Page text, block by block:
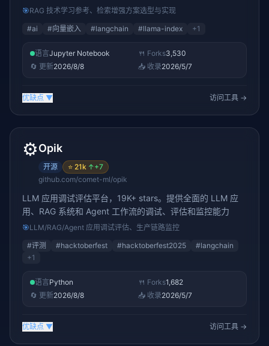
🎯RAG 技术学习参考、检索增强方案选型与实现
#ai #向量嵌入 #langchain #llama-index +1
语言Jupyter Notebook 🍴 Forks3,530
🔄 更新2026/8/8 📥 收录2026/5/7
优缺点 ▼ 访问工具 →
⚙️Opik
开源 ⭐ 21k ↑+7
github.com/comet-ml/opik
LLM 应用调试评估平台，19K+ stars。提供全面的 LLM 应
用、RAG 系统和 Agent 工作流的调试、评估和监控能力
🎯LLM/RAG/Agent 应用调试评估、生产链路监控
#评测 #hacktoberfest #hacktoberfest2025 #langchain
+1
语言Python 🍴 Forks1,682
🔄 更新2026/8/8 📥 收录2026/5/7
优缺点 ▼ 访问工具 →